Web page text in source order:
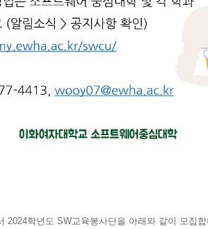
2024학년도 SW교육봉사단을 아래와 같이 모집